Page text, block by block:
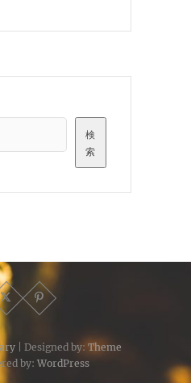
検
索
| Designed by: Theme
by: WordPress